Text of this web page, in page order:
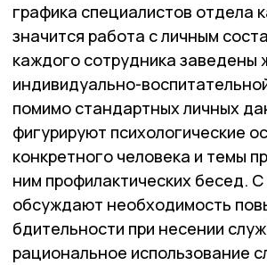
графика специалистов отдела
значится работа с личным
каждого сотрудника заведены
индивидуально-
помимо стандартных личных
фигурируют психологические
конкретного человека и темы
ним профилактических бесед.
обсуждают необходимость
бдительности при несении
рациональное использование